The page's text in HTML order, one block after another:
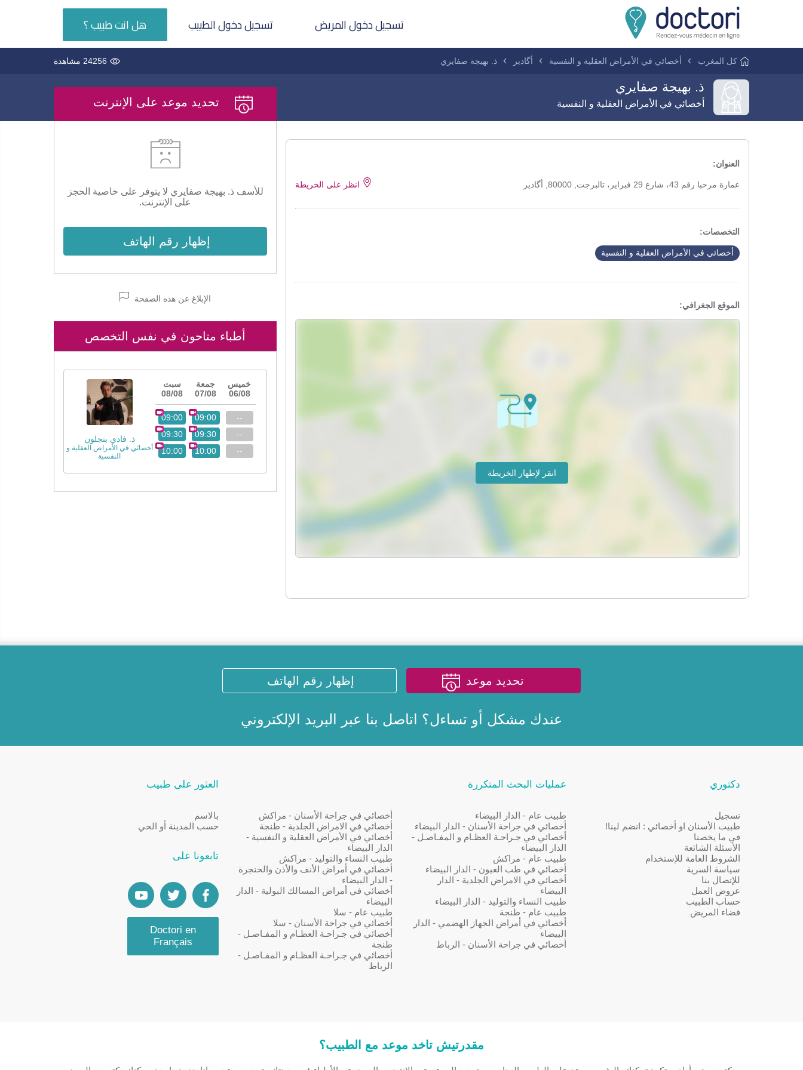
تسجيل دخول المريض تسجيل دخول الطبيب هل انت طبيب ؟
كل المغرب أخصائي في الأمراض العقلية و النفسية أگادير ذ. بهيجة صفايري 24256 مشاهدة
ذ. بهيجة صفايري
أخصائي في الأمراض العقلية و النفسية تحديد موعد على الإنترنت
للأسف ذ. بهيجة صفايري لا يتوفر على خاصية الحجز
على الإنترنت.
إظهار رقم الهاتف
الإبلاغ عن هذه الصفحة
أطباء متاحون في نفس التخصص
ذ. فادي بنجلون
أخصائي في الأمراض العقلية و
النفسية
خميس
06/08
جمعة
07/08
سبت
08/08
--
--
--
09:00
09:30
10:00
09:00
09:30
10:00
العنوان:
عمارة مرحبا رقم 43، شارع 29 فبراير، تالبرجت, 80000, أگادير انظر على الخريطة
التخصصات:
أخصائي في الأمراض العقلية و النفسية
الموقع الجغرافي:
تحديد موعد إظهار رقم الهاتف
عندك مشكل أو تساءل؟ اتاصل بنا عبر البريد الإلكتروني
دكتوري
تسجيل
طبيب الأسنان او أخصائي : انضم لينا!
في ما يخصنا
الأسئلة الشائعة
الشروط العامة للإستخدام
سياسة السرية
للإتصال بنا
عروض العمل
حساب الطبيب
فضاء المريض
عمليات البحث المتكررة
طبيب عام - الدار البيضاء
أخصائي في جراحة الأسنان - الدار البيضاء
أخصائي في جـراحـة العظـام و المفـاصـل -
الدار البيضاء
طبيب عام - مراكش
أخصائي في طب العيون - الدار البيضاء
أخصائي في الامراض الجلدية - الدار
البيضاء
طبيب النساء والتوليد - الدار البيضاء
طبيب عام - طنجة
أخصائي في أمراض الجهاز الهضمي - الدار
البيضاء
أخصائي في جراحة الأسنان - الرباط
أخصائي في جراحة الأسنان - مراكش
أخصائي في الامراض الجلدية - طنجة
أخصائي في الأمراض العقلية و النفسية -
الدار البيضاء
طبيب النساء والتوليد - مراكش
أخصائي في أمراض الأنف والأذن والحنجرة
- الدار البيضاء
أخصائي في أمراض المسالك البولية - الدار
البيضاء
طبيب عام - سلا
أخصائي في جراحة الأسنان - سلا
أخصائي في جـراحـة العظـام و المفـاصـل -
طنجة
أخصائي في جـراحـة العظـام و المفـاصـل -
الرباط
العثور على طبيب
بالاسم
حسب المدينة أو الحي
تابعونا على
Doctori en
Français
مقدرتيش تاخد موعد مع الطبيب؟